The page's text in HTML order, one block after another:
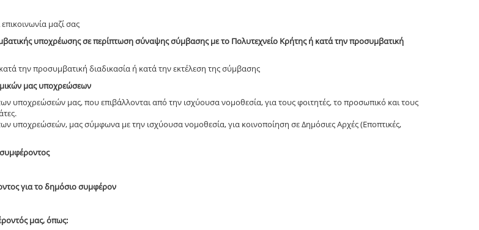
μαζί σας
υποχρέωσης σε περίπτωση σύναψης σύμβασης με το Πολυτεχνείο Κρήτης ή κατά την προσυμβατική
την προσυμβατική διαδικασία ή κατά την εκτέλεση της σύμβασης
μας υποχρεώσεων
υποχρεώσεών μας, που επιβάλλονται από την ισχύουσα νομοθεσία, για τους φοιτητές, το προσωπικό και τους
υποχρεώσεών, μας σύμφωνα με την ισχύουσα νομοθεσία, για κοινοποίηση σε Δημόσιες Αρχές (Εποπτικές,
για το δημόσιο συμφέρον
μας, όπως: